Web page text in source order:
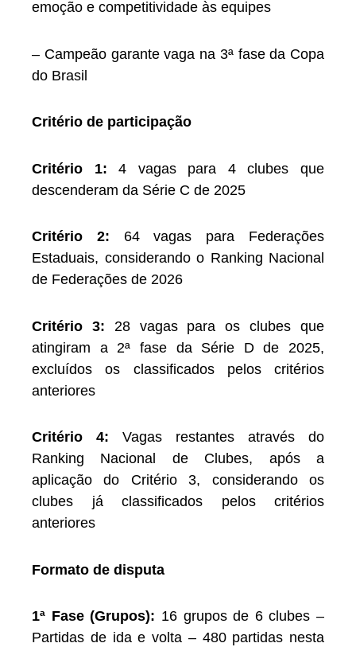
emoção e competitividade às equipes
– Campeão garante vaga na 3ª fase da Copa
do Brasil
Critério de participação
Critério 1: 4 vagas para 4 clubes que
descenderam da Série C de 2025
Critério 2: 64 vagas para Federações
Estaduais, considerando o Ranking Nacional
de Federações de 2026
Critério 3: 28 vagas para os clubes que
atingiram a 2ª fase da Série D de 2025,
excluídos os classificados pelos critérios
anteriores
Critério 4: Vagas restantes através do
Ranking Nacional de Clubes, após a
aplicação do Critério 3, considerando os
clubes já classificados pelos critérios
anteriores
Formato de disputa
1ª Fase (Grupos): 16 grupos de 6 clubes –
Partidas de ida e volta – 480 partidas nesta